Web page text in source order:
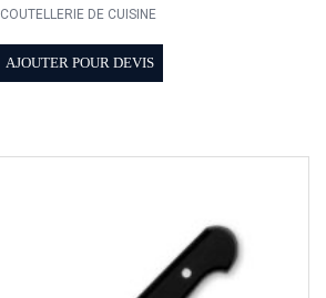
COUTELLERIE DE CUISINE
AJOUTER POUR DEVIS